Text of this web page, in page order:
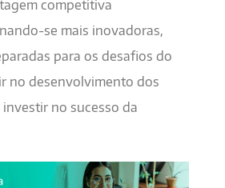
competitiva
se mais inovadoras,
para os desafios do
no desenvolvimento dos
no sucesso da